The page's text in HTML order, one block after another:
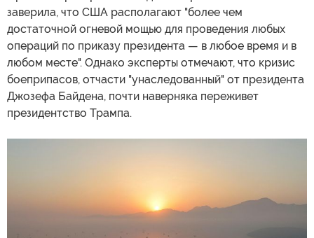
заверила, что США располагают "более чем
достаточной огневой мощью для проведения любых
операций по приказу президента — в любое время и в
любом месте". Однако эксперты отмечают, что кризис
боеприпасов, отчасти "унаследованный" от президента
Джозефа Байдена, почти наверняка переживет
президентство Трампа.